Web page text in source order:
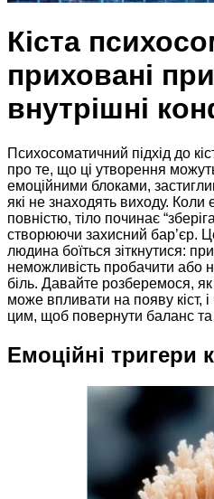
Кіста
приховані
внутрішні
Психосоматичний підхід до
про те, що ці утворення
емоційними блоками,
які не знаходять виходу.
повністю, тіло починає
створюючи захисний бар’єр.
людина боїться зіткнутися:
неможливість пробачити або
біль. Давайте розберемося,
може впливати на появу кіст,
цим, щоб повернути баланс та
Емоційні тригери